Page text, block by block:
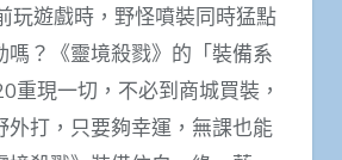
玩遊戲時，野怪噴裝同時猛點
嗎？《靈境殺戮》的「裝備系
重現一切，不必到商城買裝，
外打，只要夠幸運，無課也能